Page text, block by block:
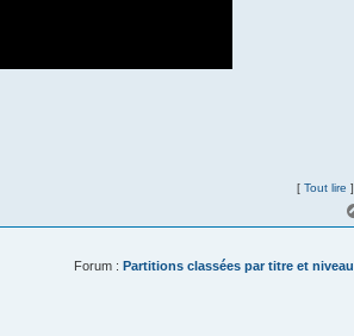
[ Tout lire ]
Forum : Partitions classées par titre et niveau